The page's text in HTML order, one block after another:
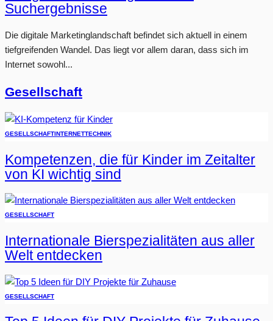
Suchergebnisse
Die digitale Marketinglandschaft befindet sich aktuell in einem
tiefgreifenden Wandel. Das liegt vor allem daran, dass sich im
Internet sowohl...
Gesellschaft
GESELLSCHAFTINTERNETTECHNIK
Kompetenzen, die für Kinder im Zeitalter
von KI wichtig sind
GESELLSCHAFT
Internationale Bierspezialitäten aus aller
Welt entdecken
GESELLSCHAFT